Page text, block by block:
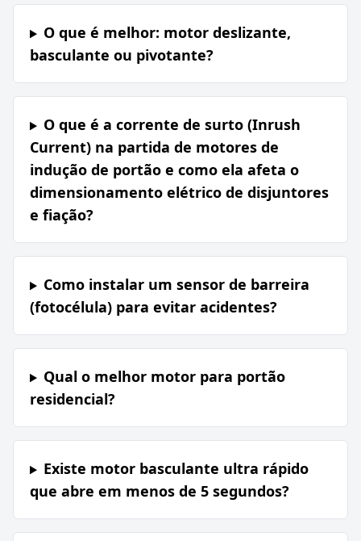
O que é melhor: motor deslizante,
basculante ou pivotante?
O que é a corrente de surto (Inrush
Current) na partida de motores de
indução de portão e como ela afeta o
dimensionamento elétrico de disjuntores
e fiação?
Como instalar um sensor de barreira
(fotocélula) para evitar acidentes?
Qual o melhor motor para portão
residencial?
Existe motor basculante ultra rápido
que abre em menos de 5 segundos?